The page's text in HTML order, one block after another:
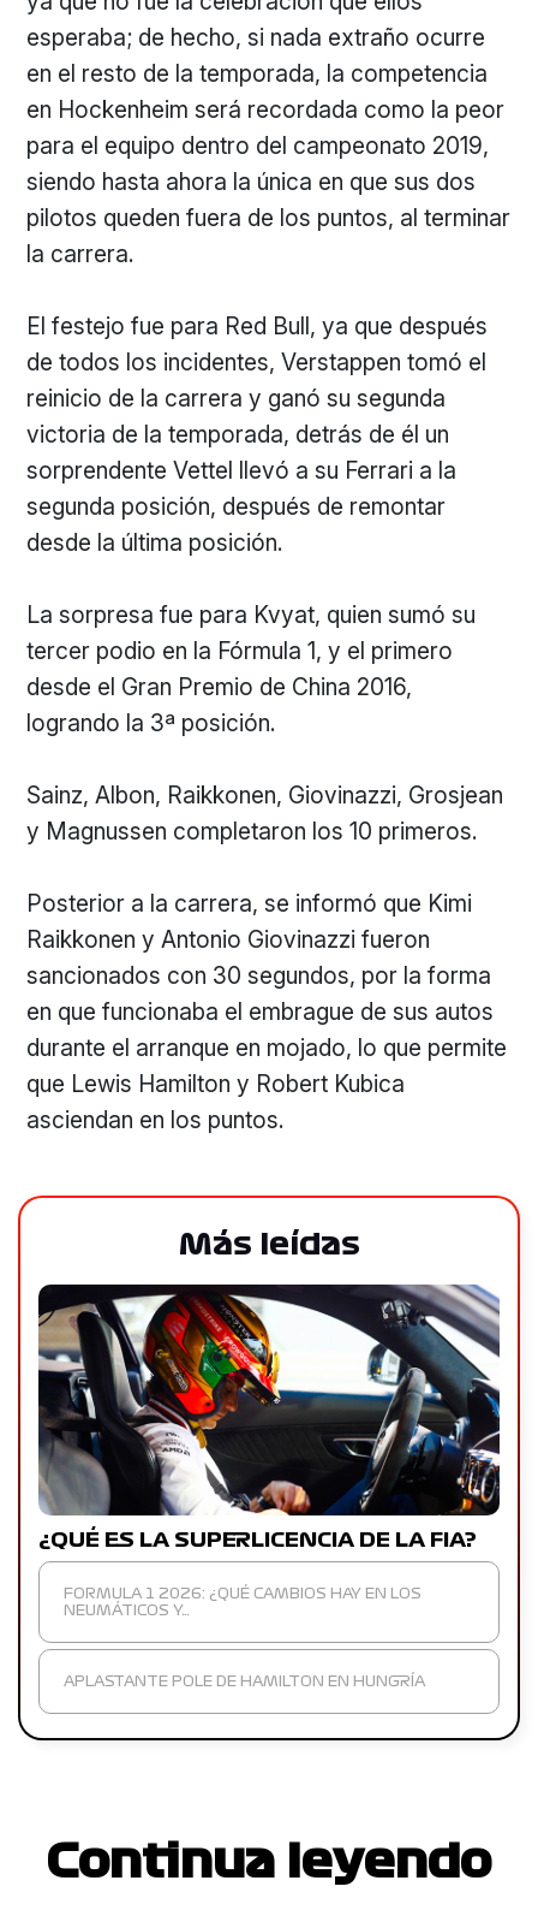
esperaba; de hecho, si nada extraño ocurre
en el resto de la temporada, la competencia
en Hockenheim será recordada como la peor
para el equipo dentro del campeonato 2019,
siendo hasta ahora la única en que sus dos
pilotos queden fuera de los puntos, al terminar
la carrera.
El festejo fue para Red Bull, ya que después
de todos los incidentes, Verstappen tomó el
reinicio de la carrera y ganó su segunda
victoria de la temporada, detrás de él un
sorprendente Vettel llevó a su Ferrari a la
segunda posición, después de remontar
desde la última posición.
La sorpresa fue para Kvyat, quien sumó su
tercer podio en la Fórmula 1, y el primero
desde el Gran Premio de China 2016,
logrando la 3ª posición.
Sainz, Albon, Raikkonen, Giovinazzi, Grosjean
y Magnussen completaron los 10 primeros.
Posterior a la carrera, se informó que Kimi
Raikkonen y Antonio Giovinazzi fueron
sancionados con 30 segundos, por la forma
en que funcionaba el embrague de sus autos
durante el arranque en mojado, lo que permite
que Lewis Hamilton y Robert Kubica
asciendan en los puntos.
Más leídas
¿QUÉ ES LA SUPERLICENCIA DE LA FIA?
FORMULA 1 2026: ¿QUÉ CAMBIOS HAY EN LOS
NEUMÁTICOS Y…
APLASTANTE POLE DE HAMILTON EN HUNGRÍA
Continua leyendo